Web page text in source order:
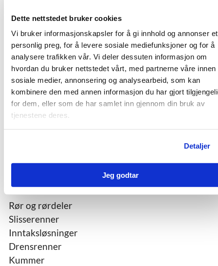
Dette nettstedet bruker cookies
Vi bruker informasjonskapsler for å gi innhold og annonser et
personlig preg, for å levere sosiale mediefunksjoner og for å
analysere trafikken vår. Vi deler dessuten informasjon om
hvordan du bruker nettstedet vårt, med partnerne våre innen
sosiale medier, annonsering og analysearbeid, som kan
kombinere den med annen informasjon du har gjort
for dem, eller som de har samlet inn gjennom din bruk av
tjenestene deres.
Detaljer
Jeg godtar
Gjerne legg ved tegning eller ytterligere
prosjektbeskrivelser, slik at det blir lettere for oss å hjelpe
deg med din henvendelse.
Send inn
Vann og avløp
Rør og rørdeler
Slisserenner
Inntaksløsninger
Drensrenner
Kummer